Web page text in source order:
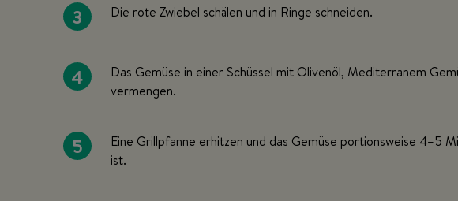
3 Die rote Zwiebel schälen und in Ringe schneiden.
4
Das Gemüse in einer Schüssel mit Olivenöl, Mediterranem
vermengen.
5
Eine Grillpfanne erhitzen und das Gemüse portionsweise 4–5
ist.